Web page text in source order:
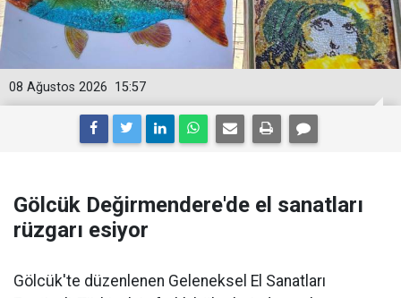
15:57
08 Ağustos 2026
Gölcük Değirmendere'de el sanatları
rüzgarı esiyor
Gölcük'te düzenlenen Geleneksel El Sanatları